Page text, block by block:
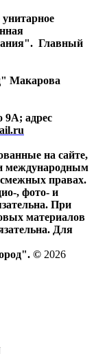
унитарное
Главный
Макарова
9А; адрес
на сайте,
международным
смежных правах.
, фото- и
При
материалов
Для
© 2026